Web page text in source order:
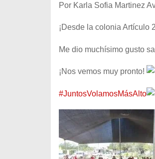
Por Karla Sofia Martinez
¡Desde la colonia Artículo
Me dio muchísimo gusto
¡Nos vemos muy pronto!
#JuntosVolamosMásAlto